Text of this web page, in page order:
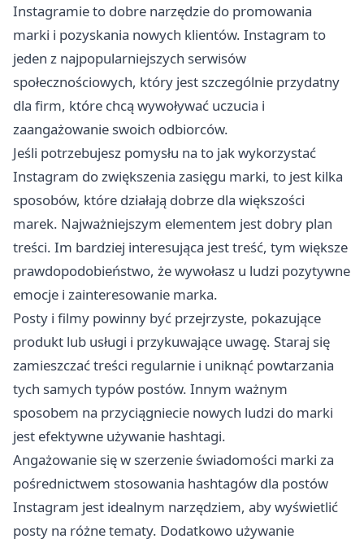
Instagramie to dobre narzędzie do promowania
marki i pozyskania nowych klientów. Instagram to
jeden z najpopularniejszych serwisów
społecznościowych, który jest szczególnie przydatny
dla firm, które chcą wywoływać uczucia i
zaangażowanie swoich odbiorców.
Jeśli potrzebujesz pomysłu na to jak wykorzystać
Instagram do zwiększenia zasięgu marki, to jest kilka
sposobów, które działają dobrze dla większości
marek. Najważniejszym elementem jest dobry plan
treści. Im bardziej interesująca jest treść, tym większe
prawdopodobieństwo, że wywołasz u ludzi pozytywne
emocje i zainteresowanie marka.
Posty i filmy powinny być przejrzyste, pokazujące
produkt lub usługi i przykuwające uwagę. Staraj się
zamieszczać treści regularnie i uniknąć powtarzania
tych samych typów postów. Innym ważnym
sposobem na przyciągniecie nowych ludzi do marki
jest efektywne używanie hashtagi.
Angażowanie się w szerzenie świadomości marki za
pośrednictwem stosowania hashtagów dla postów
Instagram jest idealnym narzędziem, aby wyświetlić
posty na różne tematy. Dodatkowo używanie